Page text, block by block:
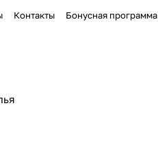
Контакты Бонусная программа